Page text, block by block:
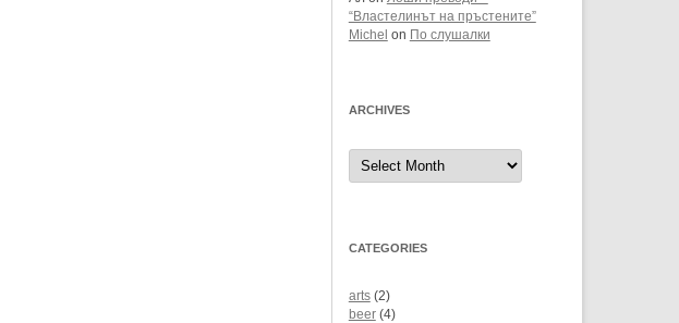
“Властелинът на пръстените”
Michel on По слушалки
ARCHIVES
Archives
CATEGORIES
arts(2)
beer(4)